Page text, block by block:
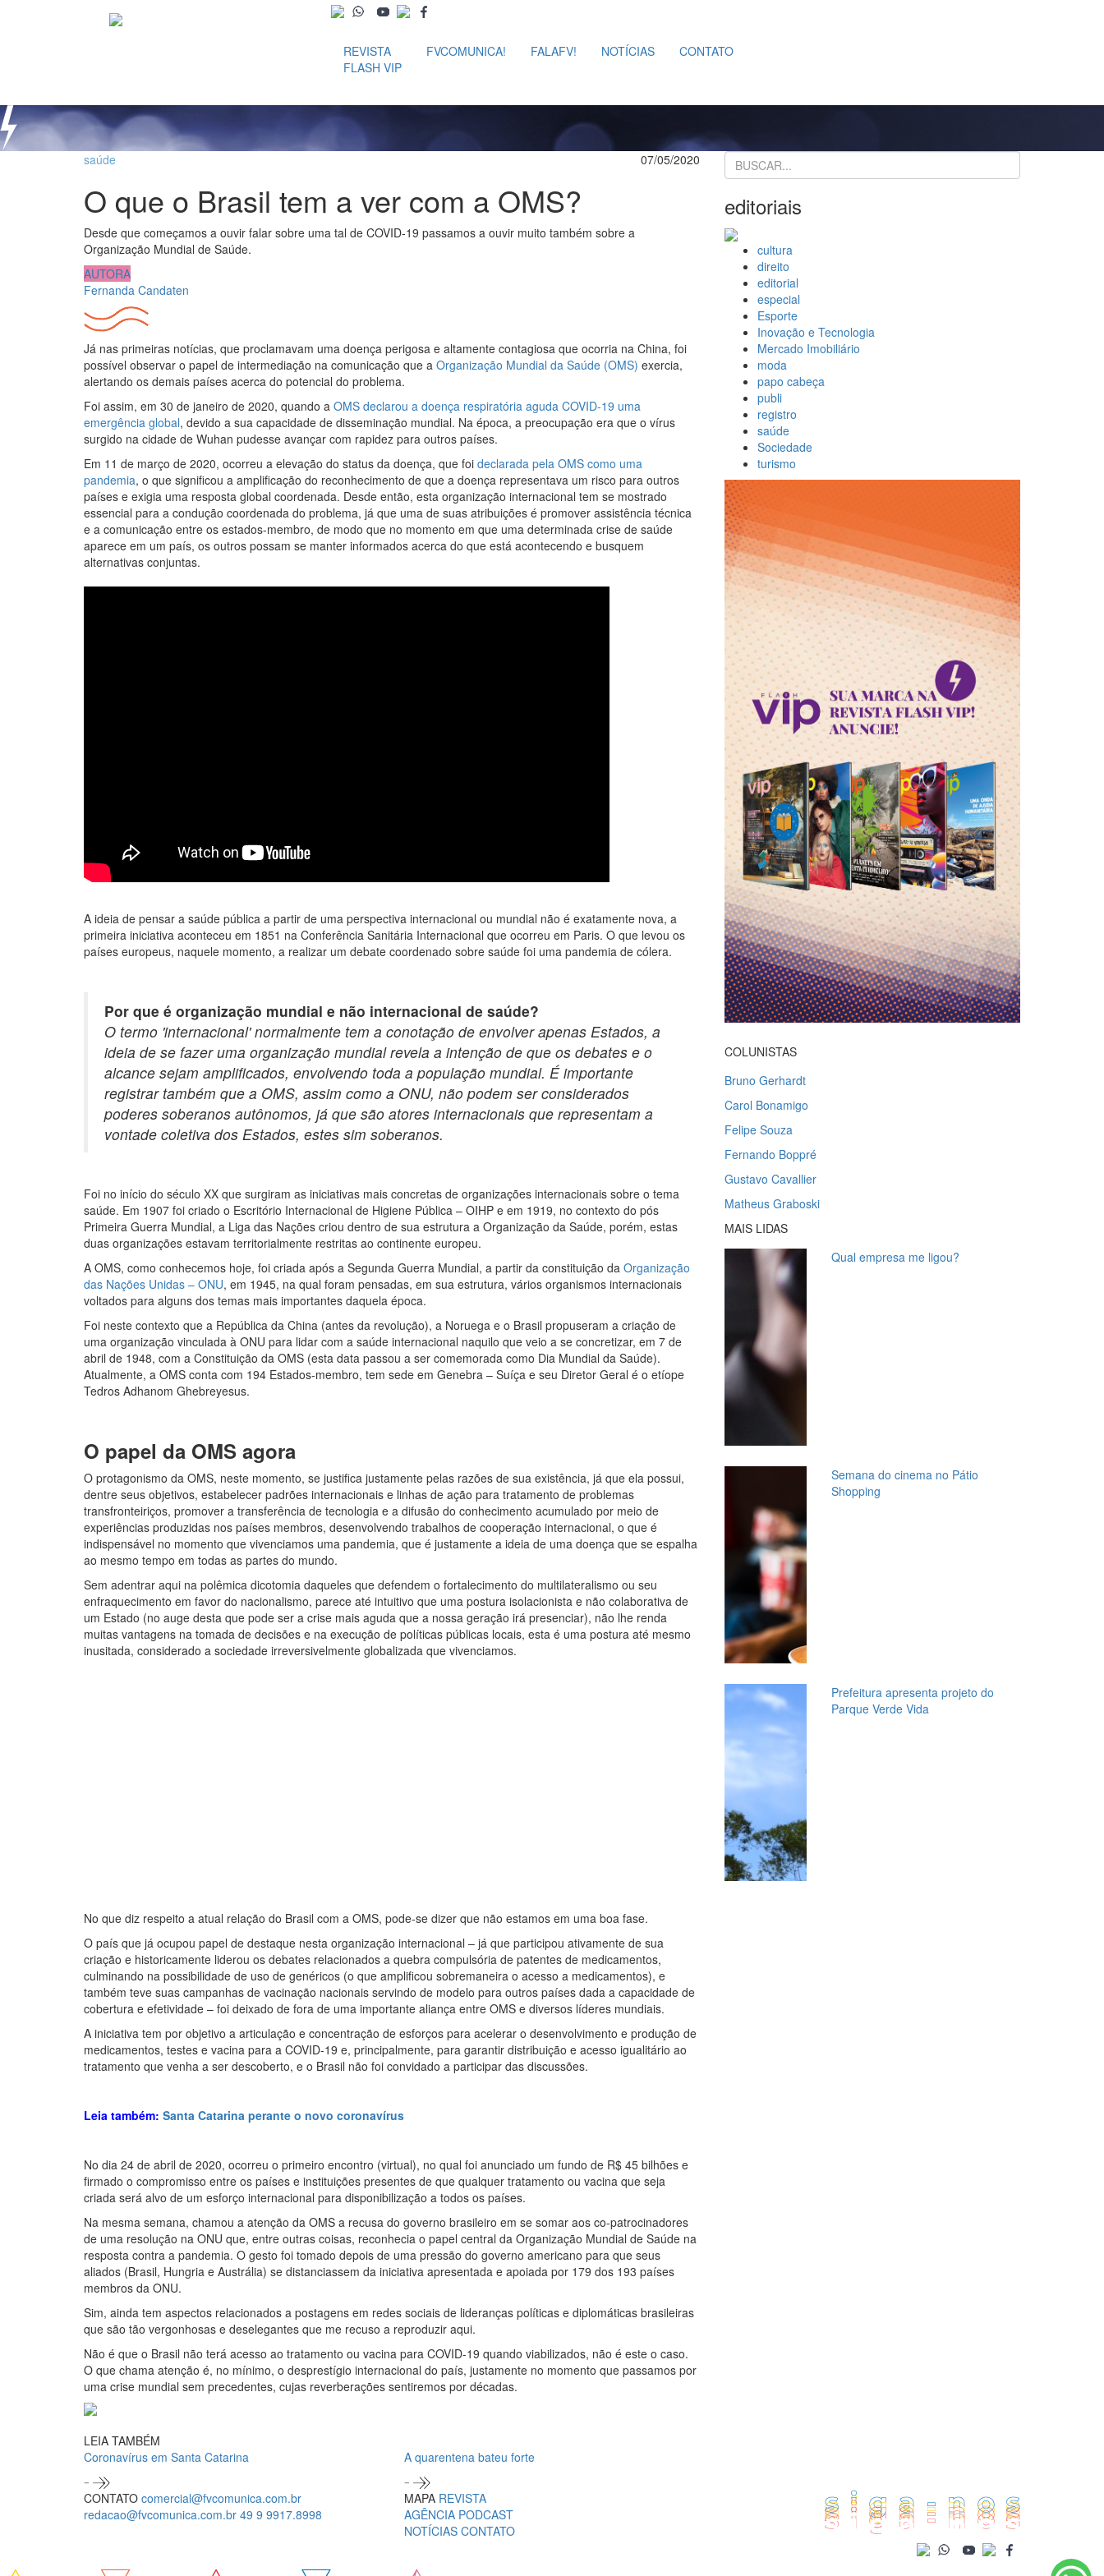
REVISTA
FLASH VIP
FVCOMUNICA! FALAFV! NOTÍCIAS CONTATO
saúde 07/05/2020
O que o Brasil tem a ver com a OMS?
Desde que começamos a ouvir falar sobre uma tal de COVID-19 passamos a ouvir muito também sobre a
Organização Mundial de Saúde.
AUTORA
Fernanda Candaten
Já nas primeiras notícias, que proclamavam uma doença perigosa e altamente contagiosa que ocorria na China, foi
possível observar o papel de intermediação na comunicação que a Organização Mundial da Saúde (OMS) exercia,
alertando os demais países acerca do potencial do problema.
Foi assim, em 30 de janeiro de 2020, quando a OMS declarou a doença respiratória aguda COVID-19 uma
emergência global, devido a sua capacidade de disseminação mundial. Na época, a preocupação era que o vírus
surgido na cidade de Wuhan pudesse avançar com rapidez para outros países.
Em 11 de março de 2020, ocorreu a elevação do status da doença, que foi declarada pela OMS como uma
pandemia, o que significou a amplificação do reconhecimento de que a doença representava um risco para outros
países e exigia uma resposta global coordenada. Desde então, esta organização internacional tem se mostrado
essencial para a condução coordenada do problema, já que uma de suas atribuições é promover assistência técnica
e a comunicação entre os estados-membro, de modo que no momento em que uma determinada crise de saúde
aparece em um país, os outros possam se manter informados acerca do que está acontecendo e busquem
alternativas conjuntas.
A ideia de pensar a saúde pública a partir de uma perspectiva internacional ou mundial não é exatamente nova, a
primeira iniciativa aconteceu em 1851 na Conferência Sanitária Internacional que ocorreu em Paris. O que levou os
países europeus, naquele momento, a realizar um debate coordenado sobre saúde foi uma pandemia de cólera.
Por que é organização mundial e não internacional de saúde?
O termo 'internacional' normalmente tem a conotação de envolver apenas Estados, a
ideia de se fazer uma organização mundial revela a intenção de que os debates e o
alcance sejam amplificados, envolvendo toda a população mundial. É importante
registrar também que a OMS, assim como a ONU, não podem ser considerados
poderes soberanos autônomos, já que são atores internacionais que representam a
vontade coletiva dos Estados, estes sim soberanos.
Foi no início do século XX que surgiram as iniciativas mais concretas de organizações internacionais sobre o tema
saúde. Em 1907 foi criado o Escritório Internacional de Higiene Pública – OIHP e em 1919, no contexto do pós
Primeira Guerra Mundial, a Liga das Nações criou dentro de sua estrutura a Organização da Saúde, porém, estas
duas organizações estavam territorialmente restritas ao continente europeu.
A OMS, como conhecemos hoje, foi criada após a Segunda Guerra Mundial, a partir da constituição da Organização
das Nações Unidas – ONU, em 1945, na qual foram pensadas, em sua estrutura, vários organismos internacionais
voltados para alguns dos temas mais importantes daquela época.
Foi neste contexto que a República da China (antes da revolução), a Noruega e o Brasil propuseram a criação de
uma organização vinculada à ONU para lidar com a saúde internacional naquilo que veio a se concretizar, em 7 de
abril de 1948, com a Constituição da OMS (esta data passou a ser comemorada como Dia Mundial da Saúde).
Atualmente, a OMS conta com 194 Estados-membro, tem sede em Genebra – Suíça e seu Diretor Geral é o etíope
Tedros Adhanom Ghebreyesus.
O papel da OMS agora
O protagonismo da OMS, neste momento, se justifica justamente pelas razões de sua existência, já que ela possui,
dentre seus objetivos, estabelecer padrões internacionais e linhas de ação para tratamento de problemas
transfronteiriços, promover a transferência de tecnologia e a difusão do conhecimento acumulado por meio de
experiências produzidas nos países membros, desenvolvendo trabalhos de cooperação internacional, o que é
indispensável no momento que vivenciamos uma pandemia, que é justamente a ideia de uma doença que se espalha
ao mesmo tempo em todas as partes do mundo.
Sem adentrar aqui na polêmica dicotomia daqueles que defendem o fortalecimento do multilateralismo ou seu
enfraquecimento em favor do nacionalismo, parece até intuitivo que uma postura isolacionista e não colaborativa de
um Estado (no auge desta que pode ser a crise mais aguda que a nossa geração irá presenciar), não lhe renda
muitas vantagens na tomada de decisões e na execução de políticas públicas locais, esta é uma postura até mesmo
inusitada, considerado a sociedade irreversivelmente globalizada que vivenciamos.
No que diz respeito a atual relação do Brasil com a OMS, pode-se dizer que não estamos em uma boa fase.
O país que já ocupou papel de destaque nesta organização internacional – já que participou ativamente de sua
criação e historicamente liderou os debates relacionados a quebra compulsória de patentes de medicamentos,
culminando na possibilidade de uso de genéricos (o que amplificou sobremaneira o acesso a medicamentos), e
também teve suas campanhas de vacinação nacionais servindo de modelo para outros países dada a capacidade de
cobertura e efetividade – foi deixado de fora de uma importante aliança entre OMS e diversos líderes mundiais.
A iniciativa tem por objetivo a articulação e concentração de esforços para acelerar o desenvolvimento e produção de
medicamentos, testes e vacina para a COVID-19 e, principalmente, para garantir distribuição e acesso igualitário ao
tratamento que venha a ser descoberto, e o Brasil não foi convidado a participar das discussões.
Leia também: Santa Catarina perante o novo coronavírus
No dia 24 de abril de 2020, ocorreu o primeiro encontro (virtual), no qual foi anunciado um fundo de R$ 45 bilhões e
firmado o compromisso entre os países e instituições presentes de que qualquer tratamento ou vacina que seja
criada será alvo de um esforço internacional para disponibilização a todos os países.
Na mesma semana, chamou a atenção da OMS a recusa do governo brasileiro em se somar aos co-patrocinadores
de uma resolução na ONU que, entre outras coisas, reconhecia o papel central da Organização Mundial de Saúde na
resposta contra a pandemia. O gesto foi tomado depois de uma pressão do governo americano para que seus
aliados (Brasil, Hungria e Austrália) se distanciassem da iniciativa apresentada e apoiada por 179 dos 193 países
membros da ONU.
Sim, ainda tem aspectos relacionados a postagens em redes sociais de lideranças políticas e diplomáticas brasileiras
que são tão vergonhosas e deselegantes que me recuso a reproduzir aqui.
Não é que o Brasil não terá acesso ao tratamento ou vacina para COVID-19 quando viabilizados, não é este o caso.
O que chama atenção é, no mínimo, o desprestígio internacional do país, justamente no momento que passamos por
uma crise mundial sem precedentes, cujas reverberações sentiremos por décadas.
editoriais
cultura
direito
editorial
especial
Esporte
Inovação e Tecnologia
Mercado Imobiliário
moda
papo cabeça
publi
registro
saúde
Sociedade
turismo
COLUNISTAS
Bruno Gerhardt
Carol Bonamigo
Felipe Souza
Fernando Boppré
Gustavo Cavallier
Matheus Graboski
MAIS LIDAS
Qual empresa me ligou?
Semana do cinema no Pátio
Shopping
Prefeitura apresenta projeto do
Parque Verde Vida
LEIA TAMBÉM
Coronavírus em Santa Catarina
A quarentena bateu forte
CONTATO comercial@fvcomunica.com.br
redacao@fvcomunica.com.br 49 9 9917.8998
MAPA REVISTA
AGÊNCIA PODCAST
NOTÍCIAS CONTATO